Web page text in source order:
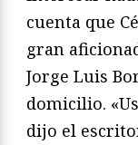
cuenta que
gran
Jorge Luis
domicilio.
dijo el